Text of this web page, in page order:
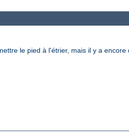
le pied à l'étrier, mais il y a